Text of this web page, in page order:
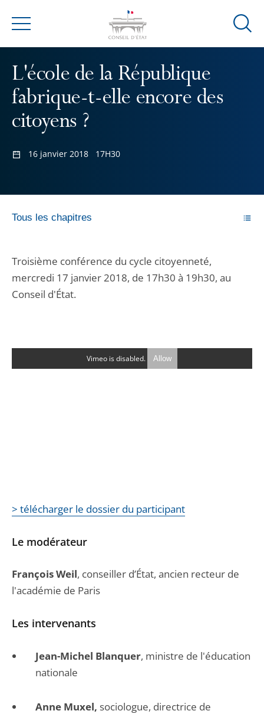
Menu
Ouvrir
L'école de la République
fabrique-t-elle encore des
citoyens ?
16 janvier 2018 17H30
Tous les chapitres
Troisième conférence du cycle citoyenneté,
mercredi 17 janvier 2018, de 17h30 à 19h30, au
Conseil d'État.
Vimeo is disabled. Allow
> télécharger le dossier du participant
Le modérateur
François Weil, conseiller d’État, ancien recteur de
l'académie de Paris
Les intervenants
Jean-Michel Blanquer, ministre de l'éducation
nationale
Anne Muxel, sociologue, directrice de